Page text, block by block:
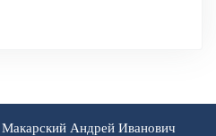
Макарский Андрей Иванович